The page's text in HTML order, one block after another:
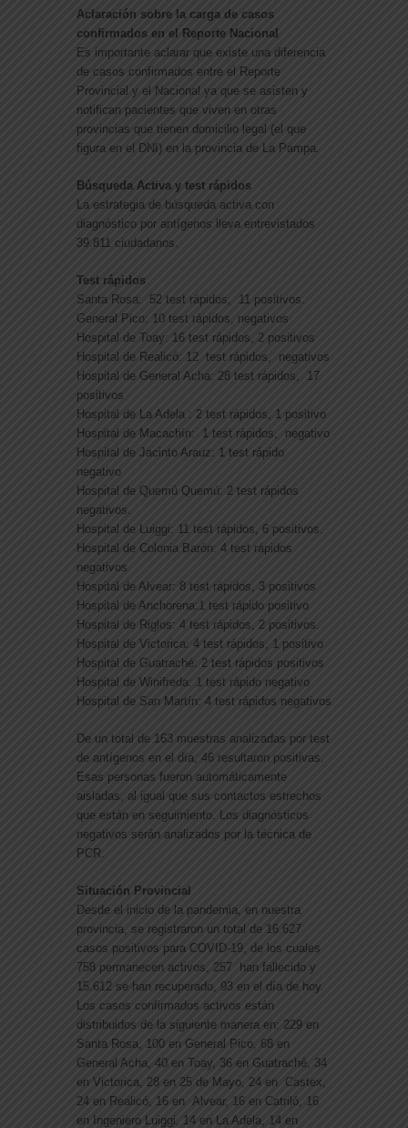
Aclaración sobre la carga de casos
confirmados en el Reporte Nacional
Es importante aclarar que existe una diferencia
de casos confirmados entre el Reporte
Provincial y el Nacional ya que se asisten y
notifican pacientes que viven en otras
provincias que tienen domicilio legal (el que
figura en el DNI) en la provincia de La Pampa.
Búsqueda Activa y test rápidos
La estrategia de búsqueda activa con
diagnóstico por antígenos lleva entrevistados
39.811 ciudadanos.
Test rápidos
Santa Rosa: 52 test rápidos, 11 positivos.
General Pico: 10 test rápidos, negativos
Hospital de Toay: 16 test rápidos, 2 positivos
Hospital de Realicó: 12 test rápidos, negativos
Hospital de General Acha: 28 test rápidos, 17
positivos
Hospital de La Adela : 2 test rápidos, 1 positivo
Hospital de Macachín: 1 test rápidos, negativo
Hospital de Jacinto Arauz: 1 test rápido
negativo
Hospital de Quemú Quemú: 2 test rápidos
negativos.
Hospital de Luiggi: 11 test rápidos, 6 positivos.
Hospital de Colonia Barón: 4 test rápidos
negativos
Hospital de Alvear: 8 test rápidos, 3 positivos
Hospital de Anchorena:1 test rápido positivo
Hospital de Riglos: 4 test rápidos, 2 positivos.
Hospital de Victorica: 4 test rápidos, 1 positivo
Hospital de Guatraché: 2 test rápidos positivos
Hospital de Winifreda: 1 test rápido negativo
Hospital de San Martín: 4 test rápidos negativos
De un total de 163 muestras analizadas por test
de antígenos en el día, 46 resultaron positivas.
Esas personas fueron automáticamente
aisladas, al igual que sus contactos estrechos
que están en seguimiento. Los diagnósticos
negativos serán analizados por la técnica de
PCR.
Situación Provincial
Desde el inicio de la pandemia, en nuestra
provincia, se registraron un total de 16.627
casos positivos para COVID-19, de los cuales
758 permanecen activos, 257 han fallecido y
15.612 se han recuperado, 93 en el día de hoy.
Los casos confirmados activos están
distribuidos de la siguiente manera en: 229 en
Santa Rosa, 100 en General Pico, 68 en
General Acha, 40 en Toay, 36 en Guatraché, 34
en Victorica, 28 en 25 de Mayo, 24 en Castex,
24 en Realicó, 16 en Alvear, 16 en Catriló, 16
en Ingeniero Luiggi, 14 en La Adela, 14 en